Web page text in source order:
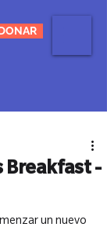
Breakfast -
un nuevo